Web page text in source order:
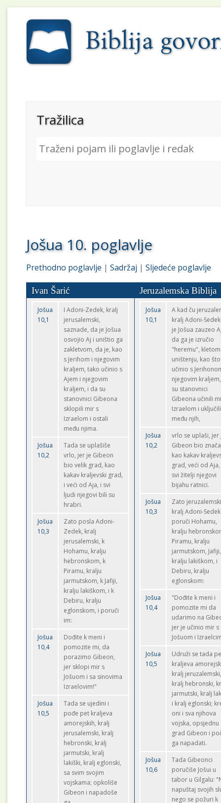
Tražilica
Jošua 10. poglavlje
Prethodno poglavlje |Sadržaj |Sljedeće poglavlje
Ivan Šarić Jeruzalemska Biblija
Jošua
10,1
I Adoni-Zedek, kralj
jerusalemski,
saznade, da je Jošua
osvojio Aj i uništio ga
zakletvom, da je, kao
s Jerihom i njegovim
kraljem, tako učinio s
Ajem i njegovim
kraljem, i da su
stanovnici Gibeona
sklopili mir s
Izraelom i ostali
među njima.
Jošua
10,2
Tada se uplašiše
vrlo, jer je Gibeon
bio velik grad, kao
kakav kraljevski grad,
i veći od Aja, i svi
ljudi njegovi bili su
hrabri.
Jošua
10,3
Zato posla Adoni-
Zedek, kralj
jerusalemski, k
Hohamu, kralju
hebronskom, k
Piramu, kralju
jarmutskom, k Jafiji,
kralju lakiškom, i k
Debiru, kralju
eglonskom, i poruči
im:
Jošua
10,4
Dođite k meni i
pomozite mi, da
porazimo Gibeon,
jer sklopi mir s
Jošuom i sa sinovima
Izraelovim!"
Jošua
10,5
Tada se ujedini i
pođe pet kraljeva
amorejskih, kralj
jerusalemski, kralj
hebronski, kralj
jarmutski, kralj
lakiški, kralj eglonski,
sa svim svojim
vojskama; opkoliše
Gibeon i napadoše
Jošua
10,1
A kad ču
kralj Adoni-
je Jošua zauzeo
da ga je izručio
"heremu", kletom
uništenju, kao
učinio s
njegovim
su stanovnici
Gibeona učinili
Izraelom i
među njih,
Jošua
10,2
vrlo se uplaši, jer
Gibeon bio
kao kakav
grad, veći od
svi žitelji njegovi
bijahu ratnici.
Jošua
10,3
Zato
kralj Adoni-Sedek
poruči Hohamu,
kralju
Piramu, kralju
jarmutskom, Jafiji,
kralju lakiškom, i
Debiru, kralju
eglonskom:
Jošua
10,4
"Dođite k meni i
pomozite mi da
udarimo na
jer je učinio mir s
Jošuom i
Jošua
10,5
Udruži se tada
kraljeva
kralj
kralj hebronski,
jarmutski, kralj
i kralj eglonski;
oni i sva njihova
vojska, opsjednu
grad Gibeon i
ga napadati.
Jošua
10,6
Tada Gibeonci
poručiše Jošui u
tabor u Gilgalu:
napuštaj svojih
nego se požuri k